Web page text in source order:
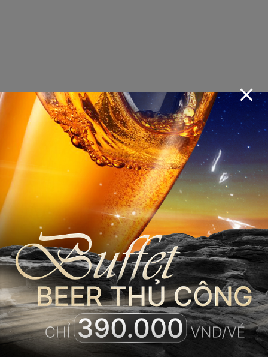
WHEN TRICKS
ARE TREATS!